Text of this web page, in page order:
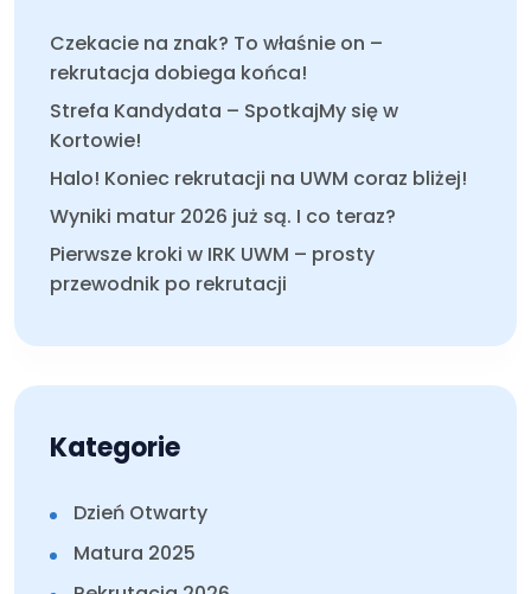
Czekacie na znak? To właśnie on –
rekrutacja dobiega końca!
Strefa Kandydata – SpotkajMy się w
Kortowie!
Halo! Koniec rekrutacji na UWM coraz bliżej!
Wyniki matur 2026 już są. I co teraz?
Pierwsze kroki w IRK UWM – prosty
przewodnik po rekrutacji
Kategorie
Dzień Otwarty
Matura 2025